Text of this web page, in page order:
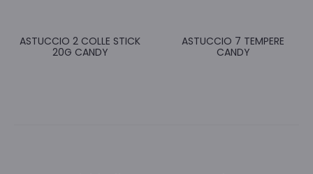
ASTUCCIO 2 COLLE STICK
20G CANDY
ASTUCCIO 7 TEMPERE
CANDY